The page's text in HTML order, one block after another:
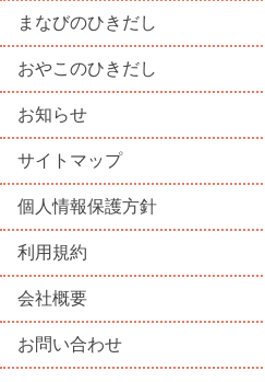
まなびのひきだし
おやこ のひきだし
お知らせ
サイトマップ
個人情報保護方針
利用規約
会社概要
お問い合わせ